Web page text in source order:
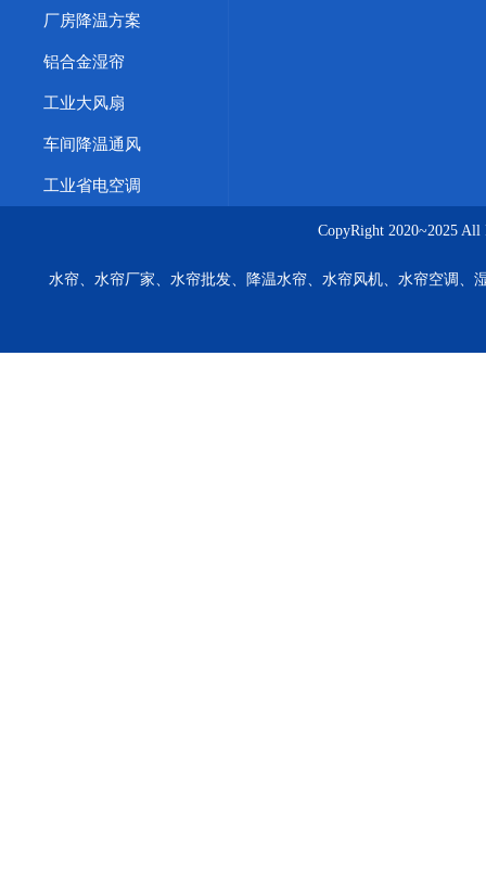
厂房降温方案
铝合金湿帘
工业大风扇
车间降温通风
工业省电空调
CopyRight 2020~2025
水帘、水帘厂家、水帘批发、降温水帘、水帘风机、水帘空调、